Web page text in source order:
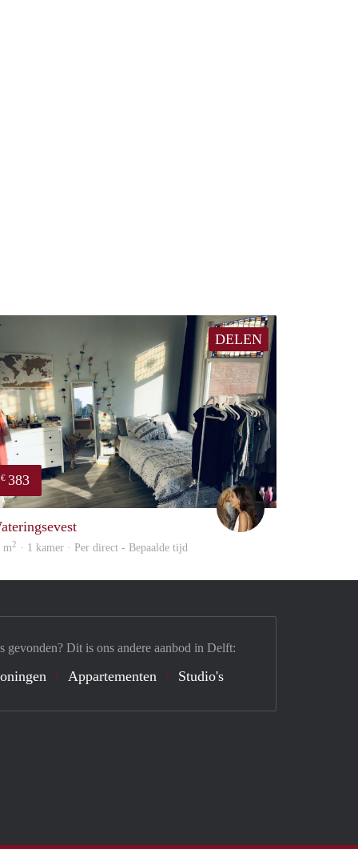
DELEN
€ 383
Karima
m2 · 1 kamer · Per direct - Bepaalde tijd
gevonden? Dit is ons andere aanbod in Delft:
Appartementen Studio's